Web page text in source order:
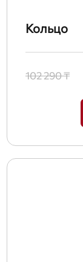
Кольцо
102 290 ₸